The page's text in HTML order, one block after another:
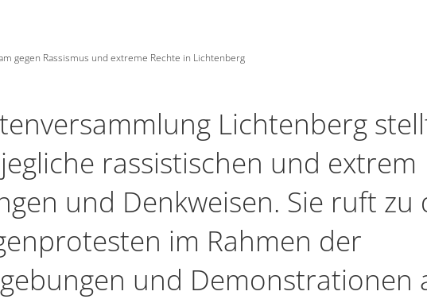
gegen Rassismus und extreme Rechte in Lichtenberg
Lichtenberg
rassistischen und extrem
und Denkweisen. Sie ruft zu
im Rahmen der
und Demonstrationen